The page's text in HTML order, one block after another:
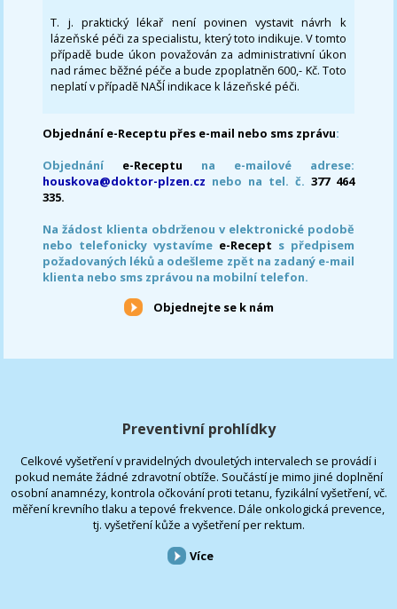
T. j. praktický lékař není povinen vystavit návrh k
lázeňské péči za specialistu, který toto indikuje. V tomto
případě bude úkon považován za administrativní úkon
nad rámec běžné péče a bude zpoplatněn 600,- Kč. Toto
neplatí v případě NAŠÍ indikace k lázeňské péči.
Objednání e-Receptu přes e-mail nebo sms zprávu:
Objednání e-Receptu na e-mailové adrese:
houskova@doktor-plzen.cz nebo na tel. č. 377 464
335.
Na žádost klienta obdrženou v elektronické podobě
nebo telefonicky vystavíme e-Recept s předpisem
požadovaných léků a odešleme zpět na zadaný e-mail
klienta nebo sms zprávou na mobilní telefon.
Objednejte se k nám
Preventivní prohlídky
Celkové vyšetření v pravidelných dvouletých intervalech se provádí i
pokud nemáte žádné zdravotní obtíže. Součástí je mimo jiné doplnění
osobní anamnézy, kontrola očkování proti tetanu, fyzikální vyšetření, vč.
měření krevního tlaku a tepové frekvence. Dále onkologická prevence,
tj. vyšetření kůže a vyšetření per rektum.
Více